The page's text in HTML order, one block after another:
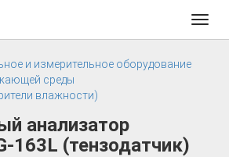
и измерительное оборудование
среды
влажности)
анализатор
163L (тензодатчик)